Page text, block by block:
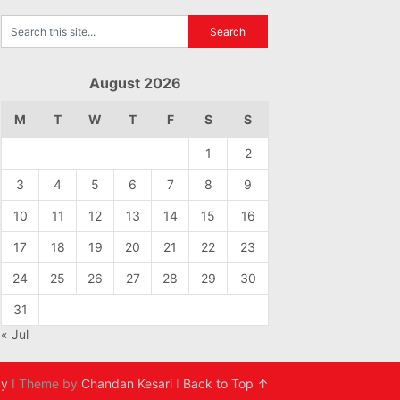
August 2026
M T W T F S S
1 2
3 4 5 6 7 8 9
10 11 12 13 14 15 16
17 18 19 20 21 22 23
24 25 26 27 28 29 30
31
« Jul
I Theme by Chandan Kesari I Back to Top ↑